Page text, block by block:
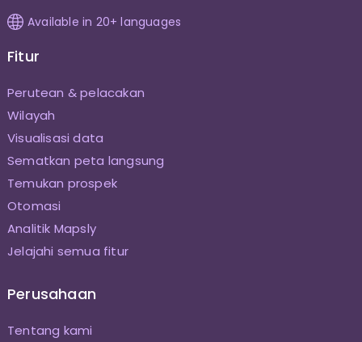
Available in 20+ languages
Fitur
Perutean & pelacakan
Wilayah
Visualisasi data
Sematkan peta langsung
Temukan prospek
Otomasi
Analitik Mapsly
Jelajahi semua fitur
Perusahaan
Tentang kami